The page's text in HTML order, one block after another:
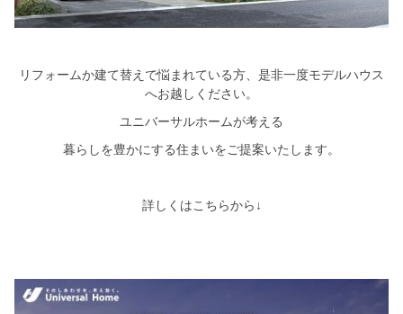
リフォームか建て替えで悩まれている方、是非一度モデルハウス
へお越しください。
ユニバーサルホームが考える
暮らしを豊かにする住まいをご提案いたします。
詳しくはこちらから↓